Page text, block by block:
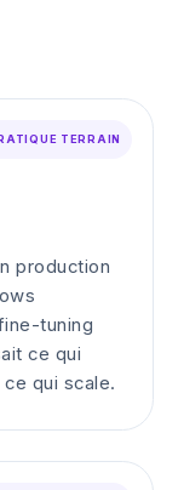
TERRAIN
production
tuning
ce qui
qui scale.